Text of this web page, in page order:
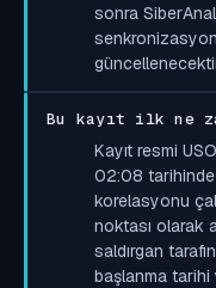
sonra
Bu kayıt ilk ne
Kayıt resmi
02:08 tarihinde
korelasyonu
noktası olarak
saldırgan
başlanma tarihi